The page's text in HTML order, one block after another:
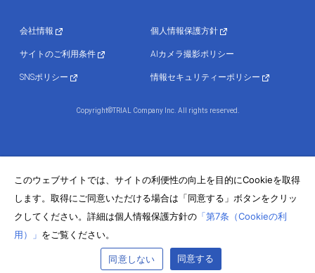
会社情報 個人情報保護方針
サイトのご利用条件 AIカメラ撮影ポリシー
SNSポリシー 情報セキュリティーポリシー
Copyright©TRIAL Company Inc. All rights reserved.
このウェブサイトでは、サイトの利便性の向上を目的にCookieを取得
します。取得にご同意いただける場合は「同意する」ボタンをクリッ
クしてください。詳細は個人情報保護方針の 「第7条（Cookieの利
用）」 をご覧ください。
同意する
同意しない